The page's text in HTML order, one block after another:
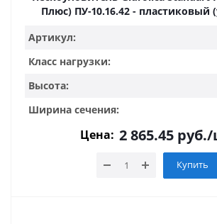
Плюс) ПУ-10.16.42 - пластиковый
Артикул:
Класс нагрузки:
Высота:
Ширина сечения:
Цена: 2 865.45 руб./
Купить